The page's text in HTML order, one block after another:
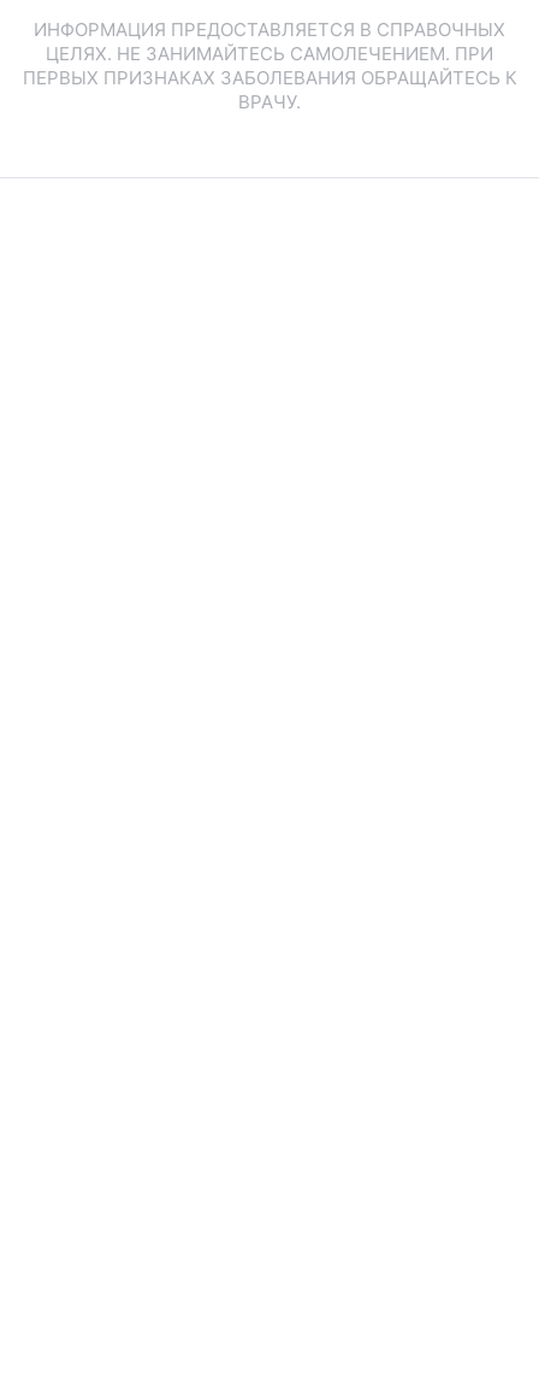
ИНФОРМАЦИЯ ПРЕДОСТАВЛЯЕТСЯ В СПРАВОЧНЫХ
ЦЕЛЯХ. НЕ ЗАНИМАЙТЕСЬ САМОЛЕЧЕНИЕМ. ПРИ
ПЕРВЫХ ПРИЗНАКАХ ЗАБОЛЕВАНИЯ ОБРАЩАЙТЕСЬ К
ВРАЧУ.